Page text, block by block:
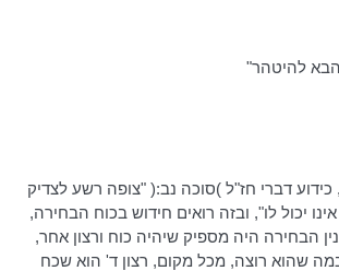
להיטהר"
כידוע דברי חז"ל )סוכה נב:( "צופה רשע לצדיק
יכול לו", ובזה רואים חידוש בכוח הבחירה,
הבחירה היה מספיק שיהיה כוח ורצון אחר,
שהוא רוצה, מכל מקום, רצון ד' הוא שכח